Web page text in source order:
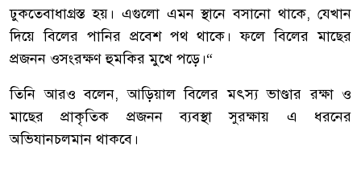
ঢুকতেবাধাগ্রস্ত হয়। এগুলো এমন স্থানে বসানো থাকে,যেখান
দিয়ে বিলের পানির প্রবেশ পথ থাকে। ফলে বিলের মাছের
প্রজনন ওসংরক্ষণ হুমকির মুখে পড়ে।“
তিনি আরও বলেন,আড়িয়াল বিলের মৎস্য ভাণ্ডার রক্ষা ও
মাছের
প্রাকৃতিক প্রজনন ব্যবস্থা সুরক্ষায় এ
ধরনের
অভিযানচলমান থাকবে।